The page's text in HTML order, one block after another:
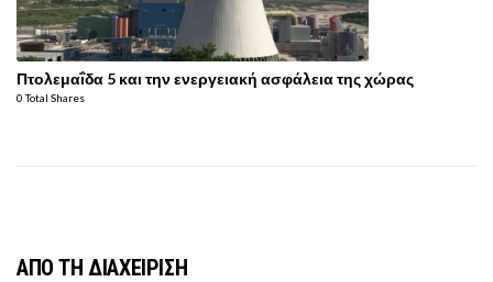
Πτολεμαΐδα 5 και την ενεργειακή ασφάλεια της χώρας
0 Total Shares
ΑΠΟ ΤΗ ΔΙΑΧΕΙΡΙΣΗ